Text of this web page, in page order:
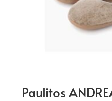
Paulitos